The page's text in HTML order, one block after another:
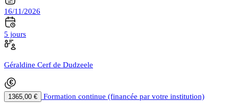
16/11/2026
5 jours
Géraldine Cerf de Dudzeele
1365,00 €
Formation continue (financée par votre institution)